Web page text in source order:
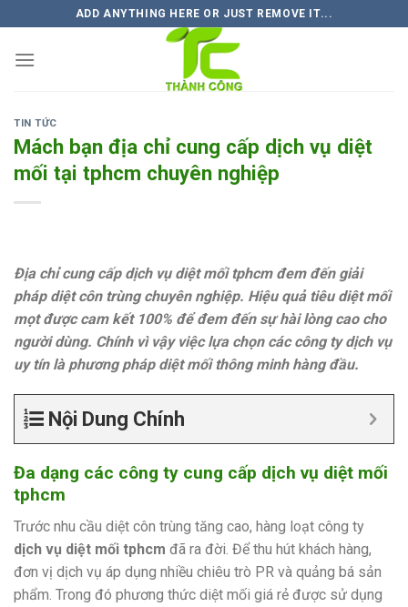
to
content
ADD ANYTHING HERE OR JUST REMOVE IT...
TIN TỨC
Mách bạn địa chỉ cung cấp dịch vụ diệt
mối tại tphcm chuyên nghiệp
Địa chỉ cung cấp dịch vụ diệt mối tphcm đem đến giải
pháp diệt côn trùng chuyên nghiệp. Hiệu quả tiêu diệt mối
mọt được cam kết 100% để đem đến sự hài lòng cao cho
người dùng. Chính vì vậy việc lựa chọn các công ty dịch vụ
uy tín là phương pháp diệt mối thông minh hàng đầu.
Nội Dung Chính
Đa dạng các công ty cung cấp dịch vụ diệt mối
tphcm
Trước nhu cầu diệt côn trùng tăng cao, hàng loạt công ty
dịch vụ diệt mối tphcm đã ra đời. Để thu hút khách hàng,
đơn vị dịch vụ áp dụng nhiều chiêu trò PR và quảng bá sản
phẩm. Trong đó phương thức diệt mối giá rẻ được sử dụng